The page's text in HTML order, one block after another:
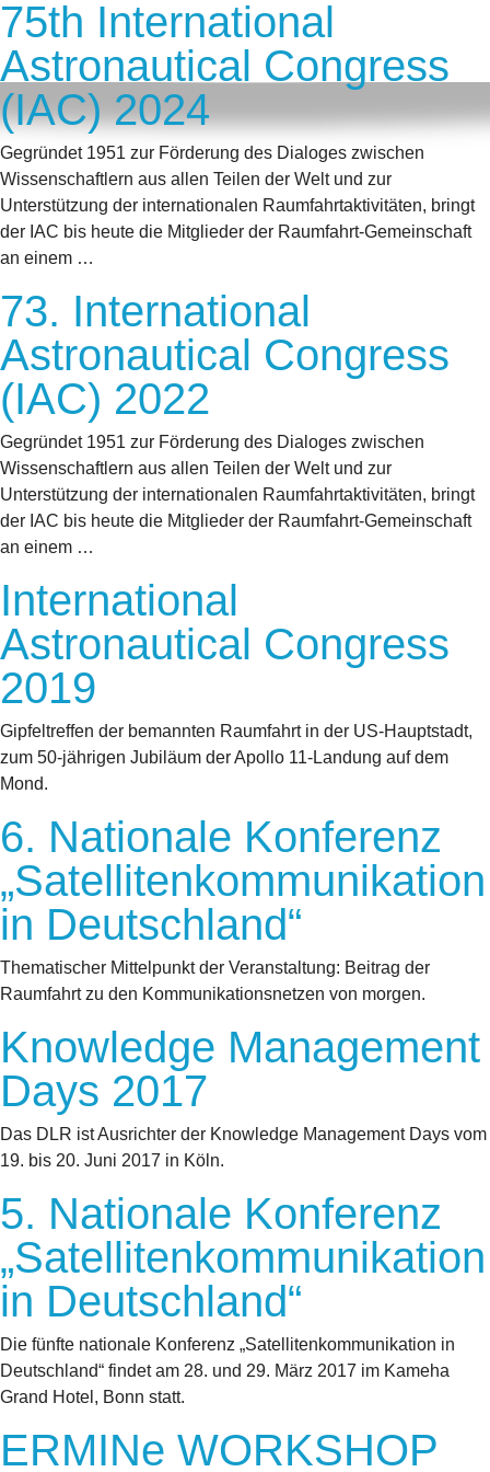
75th International
Astronautical Congress
(IAC) 2024
Gegründet 1951 zur Förderung des Dialoges zwischen
Wissenschaftlern aus allen Teilen der Welt und zur
Unterstützung der internationalen Raumfahrtaktivitäten, bringt
der IAC bis heute die Mitglieder der Raumfahrt-Gemeinschaft
an einem …
73. International
Astronautical Congress
(IAC) 2022
Gegründet 1951 zur Förderung des Dialoges zwischen
Wissenschaftlern aus allen Teilen der Welt und zur
Unterstützung der internationalen Raumfahrtaktivitäten, bringt
der IAC bis heute die Mitglieder der Raumfahrt-Gemeinschaft
an einem …
International
Astronautical Congress
2019
Gipfeltreffen der bemannten Raumfahrt in der US-Hauptstadt,
zum 50-jährigen Jubiläum der Apollo 11-Landung auf dem
Mond.
6. Nationale Konferenz
„Satellitenkommunikation
in Deutschland“
Thematischer Mittelpunkt der Veranstaltung: Beitrag der
Raumfahrt zu den Kommunikationsnetzen von morgen.
Knowledge Management
Days 2017
Das DLR ist Ausrichter der Knowledge Management Days vom
19. bis 20. Juni 2017 in Köln.
5. Nationale Konferenz
„Satellitenkommunikation
in Deutschland“
Die fünfte nationale Konferenz „Satellitenkommunikation in
Deutschland“ findet am 28. und 29. März 2017 im Kameha
Grand Hotel, Bonn statt.
ERMINe WORKSHOP